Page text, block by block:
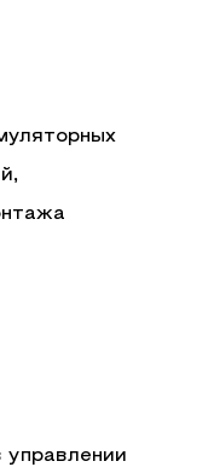
управлении